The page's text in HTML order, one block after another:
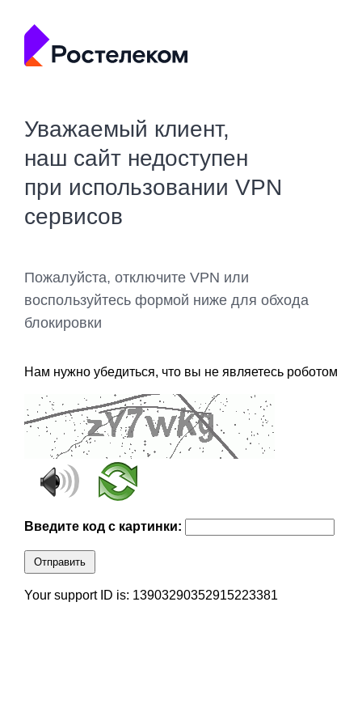
Уважаемый клиент,
наш сайт недоступен
при использовании VPN
сервисов
Пожалуйста, отключите VPN или
воспользуйтесь формой ниже для обхода
блокировки
Нам нужно убедиться, что вы не являетесь роботом
Введите код с картинки:
Отправить
Your support ID is: 13903290352915223381